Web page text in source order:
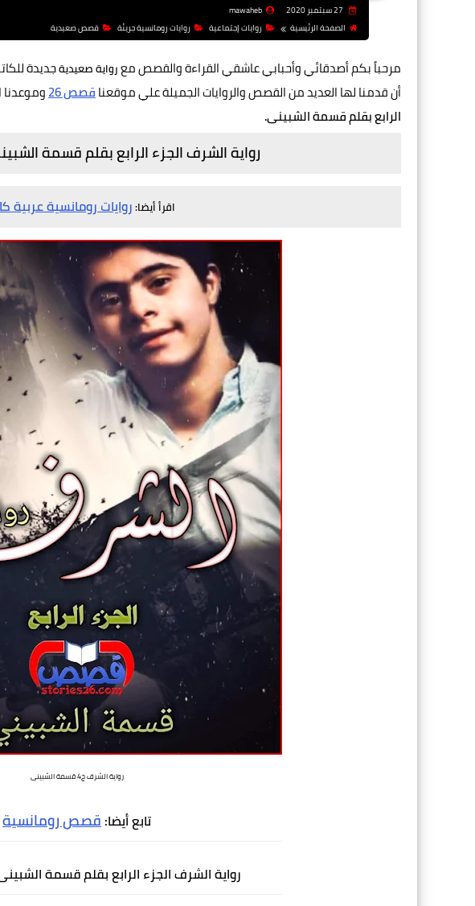
mawaheb
الصفحة الرئيسية
روايات إجتماعية روايات رومانسية جريئة قصص صعيدية
مرحباً بكم أصدقائي وأحبابي عاشقي القراءة والقصص معرواية صعيديةجديدة
أن قدمنا لها العديد من القصص والروايات الجميلة علي موقعناقصص 26
الرابع بقلم قسمة الشبينى.
رواية الشرف الجزء الرابع بقلم قسمة
اقرأ أيضا:روايات رومانسية عربية
رواية الشرف ج4 قسمة الشبينى
تابع أيضا:قصص رومانسية
رواية الشرف الجزء الرابع بقلم قسمة